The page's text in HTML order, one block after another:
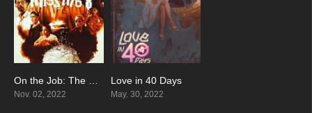
7.6
Nov. 02, 2022
Love in 40 Days
May. 30, 2022